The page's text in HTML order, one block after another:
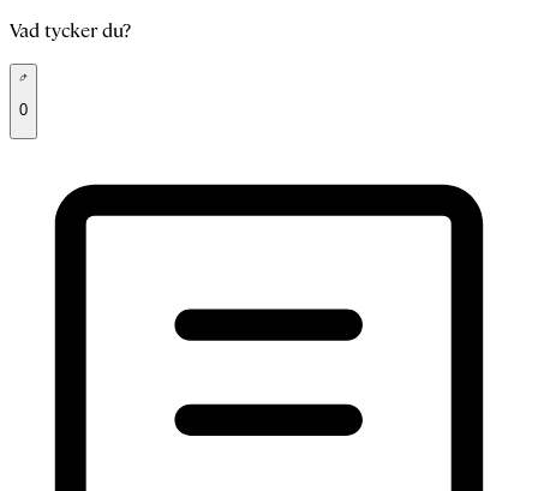
Vad tycker du?
0